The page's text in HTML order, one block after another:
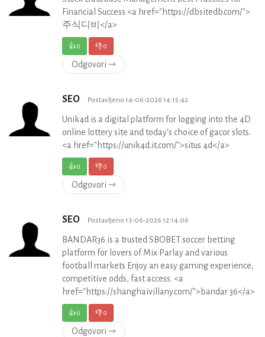
Financial Success <a href="https://dbsitedb.com/">
주식디비</a>
👍0 👎0
Odgovori ⇾
SEO Postavljeno 14-06-2026 14:15:42
Unik4d is a digital platform for logging into the 4D
online lottery site and today's choice of gacor slots.
<a href="https://unik4d.it.com/">situs 4d</a>
👍0 👎0
Odgovori ⇾
SEO Postavljeno 13-06-2026 12:14:06
BANDAR36 is a trusted SBOBET soccer betting
platform for lovers of Mix Parlay and various
football markets Enjoy an easy gaming experience,
competitive odds, fast access. <a
href="https://shanghaivillany.com/">bandar 36</a>
👍0 👎0
Odgovori ⇾